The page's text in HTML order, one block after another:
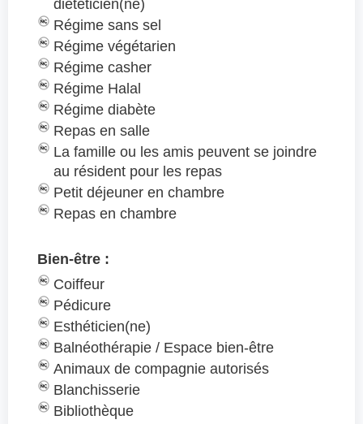
diététicien(ne)
Régime sans sel
Régime végétarien
Régime casher
Régime Halal
Régime diabète
Repas en salle
La famille ou les amis peuvent se joindre
au résident pour les repas
Petit déjeuner en chambre
Repas en chambre
Bien-être :
Coiffeur
Pédicure
Esthéticien(ne)
Balnéothérapie / Espace bien-être
Animaux de compagnie autorisés
Blanchisserie
Bibliothèque